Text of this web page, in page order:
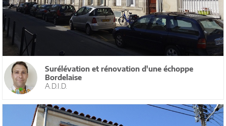
Surélévation et rénovation d'une échoppe
Bordelaise
A.D.I.D.